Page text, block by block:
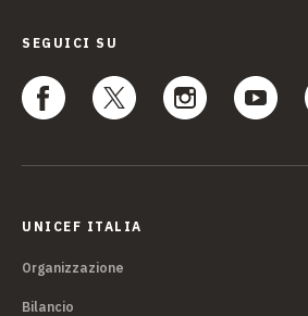
SEGUICI SU
UNICEF ITALIA
Organizzazione
Bilancio